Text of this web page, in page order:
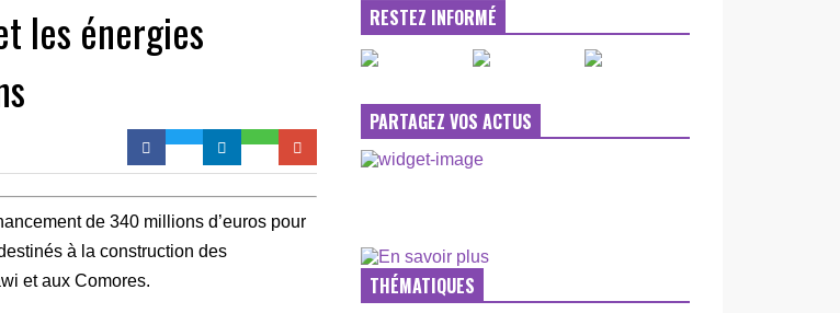
les énergies
de 340 millions d’euros pour
à la construction des
et aux Comores.
RESTEZ INFORMÉ
PARTAGEZ VOS ACTUS
THÉMATIQUES